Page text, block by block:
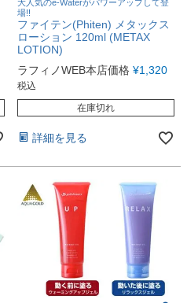
大人気のe-Waterがパワーアップして登
場!!
ファイテン(Phiten) メタックス
ローション 120ml (METAX
LOTION)
ラフィノWEB本店価格 ¥1,320
税込
在庫切れ
詳細を見る